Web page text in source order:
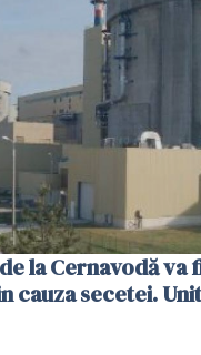
la Cernavodă va
cauza secetei.